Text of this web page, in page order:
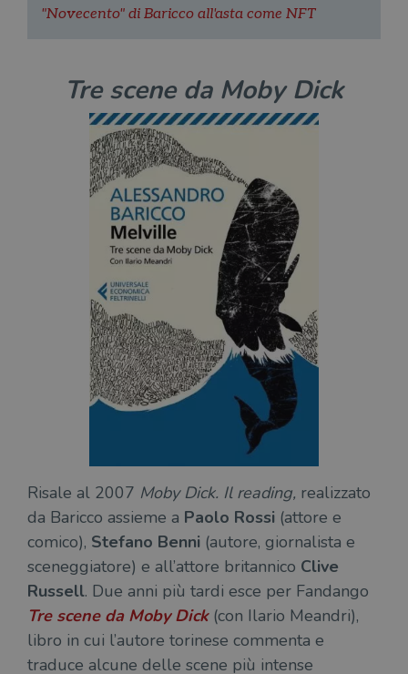
"Novecento" di Baricco all'asta come NFT
Tre scene da Moby Dick
Risale al 2007 Moby Dick. Il reading, realizzato
da Baricco assieme a Paolo Rossi (attore e
comico), Stefano Benni (autore, giornalista e
sceneggiatore) e all’attore britannico Clive
Russell. Due anni più tardi esce per Fandango
Tre scene da Moby Dick (con Ilario Meandri),
libro in cui l’autore torinese commenta e
traduce alcune delle scene più intense